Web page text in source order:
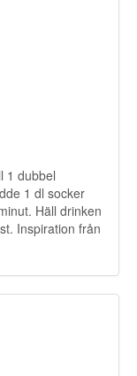
1 dubbel
1 dl socker
Häll drinken
Inspiration från